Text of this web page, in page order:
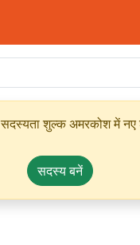
शुल्क अमरकोश में नए
सदस्य बनें